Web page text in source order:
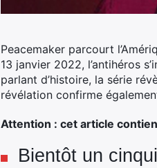
Peacemaker parcourt
13 janvier 2022, l’antihéros
parlant d’histoire, la série
révélation confirme
Attention : cet article
Bientôt un